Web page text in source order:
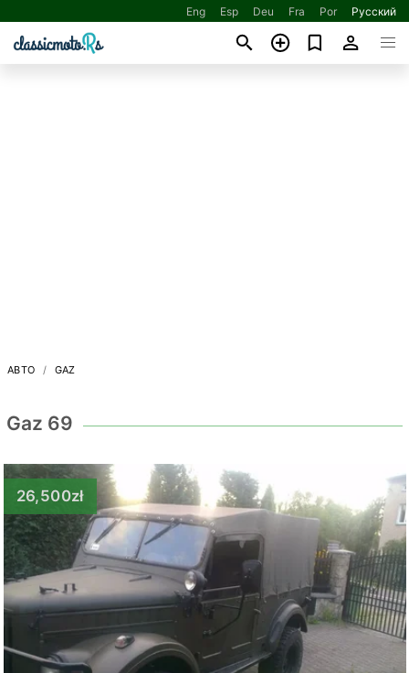
Eng Esp Deu Fra Por Русский
АВТО GAZ
Gaz 69
26,500zł